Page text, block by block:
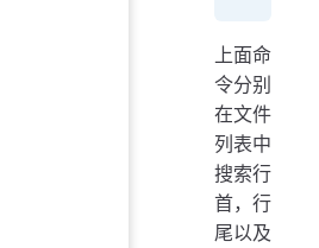
上面命
令分别
在文件
列表中
搜索行
首，行
尾以及